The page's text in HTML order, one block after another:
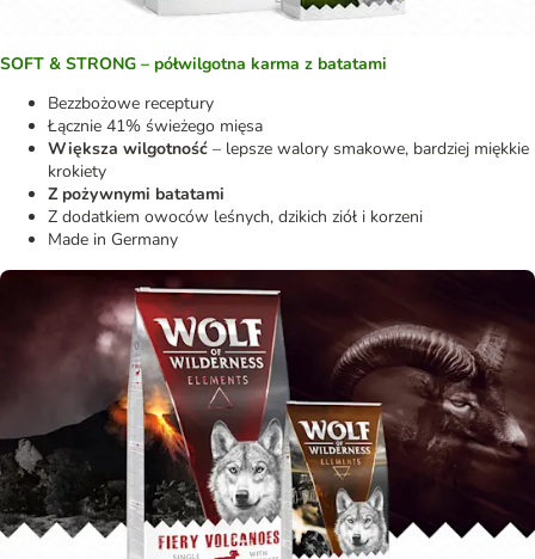
SOFT & STRONG – półwilgotna karma z batatami
Bezzbożowe receptury
Łącznie 41% świeżego mięsa
Większa wilgotność – lepsze walory smakowe, bardziej miękkie
krokiety
Z pożywnymi batatami
Z dodatkiem owoców leśnych, dzikich ziół i korzeni
Made in Germany